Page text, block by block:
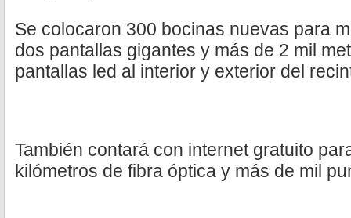
Se colocaron 300 bocinas nuevas para
dos pantallas gigantes y más de 2 mil
pantallas led al interior y exterior del
También contará con internet gratuito
kilómetros de fibra óptica y más de mil